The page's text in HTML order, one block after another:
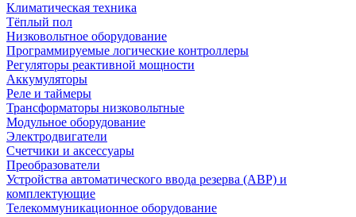
Климатическая техника
Тёплый пол
Низковольтное оборудование
Программируемые логические контроллеры
Регуляторы реактивной мощности
Аккумуляторы
Реле и таймеры
Трансформаторы низковольтные
Модульное оборудование
Электродвигатели
Счетчики и аксессуары
Преобразователи
Устройства автоматического ввода резерва (АВР) и
комплектующие
Телекоммуникационное оборудование